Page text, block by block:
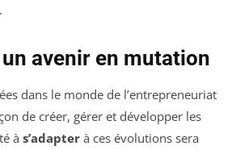
avenir en mutation
dans le monde de l’entrepreneuriat
de créer, gérer et développer les
à s’adapter à ces évolutions sera